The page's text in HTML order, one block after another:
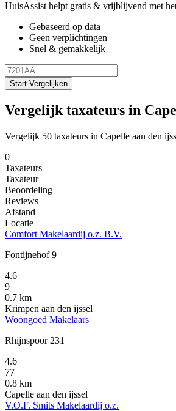
HuisAssist helpt gratis & vrijblijvend met
Gebaseerd op data
Geen verplichtingen
Snel & gemakkelijk
Start Vergelijken
Vergelijk taxateurs in
Vergelijk 50 taxateurs in Capelle aan den
0
Taxateurs
Taxateur
Beoordeling
Reviews
Afstand
Locatie
Comfort Makelaardij o.z. B.V.
Fontijnehof 9
4.6
9
0.7 km
Krimpen aan den ijssel
Woongoed Makelaars
Rhijnspoor 231
4.6
77
0.8 km
Capelle aan den ijssel
V.O.F. Smits Makelaardij o.z.